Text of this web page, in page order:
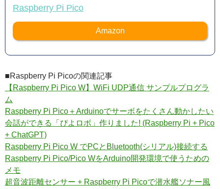
Raspberry Pi Pico
Amazon
■Raspberry Pi Picoの関連記事
【Raspberry Pi Pico W】WiFi UDP通信 サンプルプログラ
ム
Raspberry Pi Pico＋Arduinoでサーボをたくさん動かしたい
会話ができる「ぴよロボ」作りました! (Raspberry Pi + Pico
+ ChatGPT)
Raspberry Pi Pico W でPCとBluetooth(シリアル)接続する
Raspberry Pi Pico/Pico WをArduino開発環境で使うための
メモ
超音波距離センサー + Raspberry Pi Picoで潜水艦ソナー風